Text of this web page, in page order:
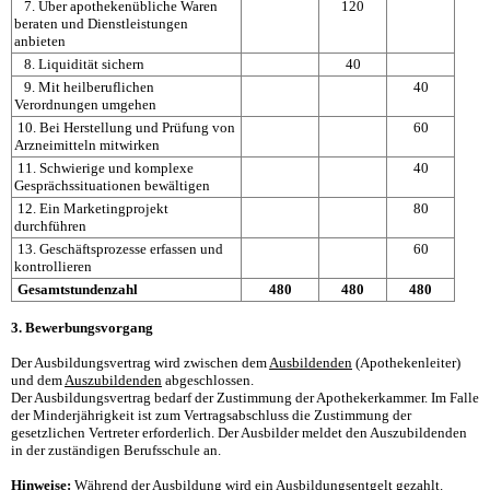
7. Über apothekenübliche Waren
beraten und Dienstleistungen
anbieten
120
8. Liquidität sichern
40
9. Mit heilberuflichen
Verordnungen umgehen
40
10. Bei Herstellung und Prüfung von
Arzneimitteln mitwirken
60
11. Schwierige und komplexe
Gesprächssituationen bewältigen
40
12. Ein Marketingprojekt
durchführen
80
13. Geschäftsprozesse erfassen und
kontrollieren
60
Gesamtstundenzahl 480 480 480
3. Bewerbungsvorgang
Der Ausbildungsvertrag wird zwischen dem Ausbildenden (Apothekenleiter)
und dem Auszubildenden abgeschlossen.
Der Ausbildungsvertrag bedarf der Zustimmung der Apothekerkammer. Im Falle
der Minderjährigkeit ist zum Vertragsabschluss die Zustimmung der
gesetzlichen Vertreter erforderlich. Der Ausbilder meldet den Auszubildenden
in der zuständigen Berufsschule an.
Hinweise: Während der Ausbildung wird ein Ausbildungsentgelt gezahlt.